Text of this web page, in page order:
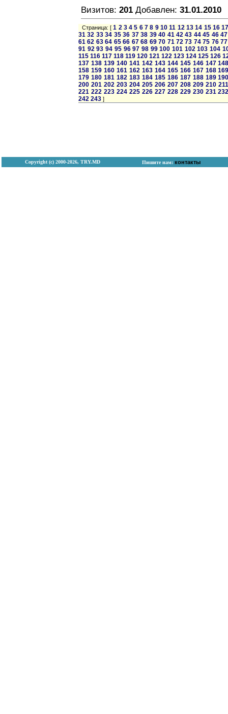
Визитов: 201 Добавлен: 31.01.2010
Страница: [1 2 3 4 5 6 7 8 9 10 11 12 13 14 15 16
31 32 33 34 35 36 37 38 39 40 41 42 43 44 45 46 47
61 62 63 64 65 66 67 68 69 70 71 72 73 74 75 76 77
91 92 93 94 95 96 97 98 99 100 101 102 103 104
115 116 117 118 119 120 121 122 123 124 125 126
137 138 139 140 141 142 143 144 145 146 147
158 159 160 161 162 163 164 165 166 167 168
179 180 181 182 183 184 185 186 187 188 189
200 201 202 203 204 205 206 207 208 209 210 211
221 222 223 224 225 226 227 228 229 230 231
242 243 ]
Copyright (с) 2000-2026, TRY.MD Пишите нам: контакты